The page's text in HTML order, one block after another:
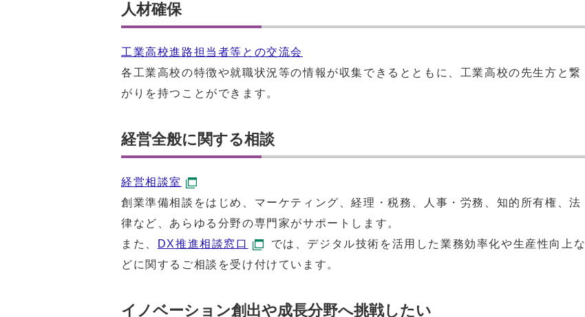
人材確保
工業高校進路担当者等との交流会
各工業高校の特徴や就職状況等の情報が収集できるとともに、工業高校の先生方と繋
がりを持つことができます。
経営全般に関する相談
経営相談室
創業準備相談をはじめ、マーケティング、経理・税務、人事・労務、知的所有権、法
律など、あらゆる分野の専門家がサポートします。
また、
DX推進相談窓口
では、デジタル技術を活用した業務効率化や生産性向上な
どに関するご相談を受け付けています。
イノベーション創出や成長分野へ挑戦したい